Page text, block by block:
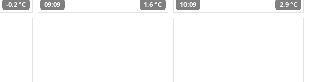
-0,2 °C 09:09 1,6 °C 10:09 2,9 °C